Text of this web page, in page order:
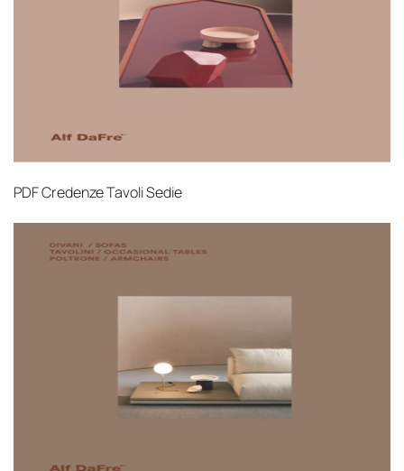
Страхование груза
Все международные
поставки застрахованы в соответствии с
международными стандартами. Клиенты могут
выбрать дополнительное страхование для
PDFCredenze Tavoli Sedie